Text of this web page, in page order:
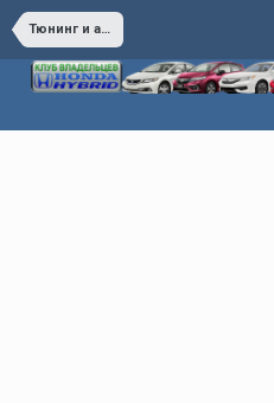
Тюнинг и аксессуары